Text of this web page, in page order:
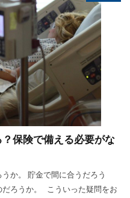
保険で備える必要がな
か。 貯金で間に合うだろう
ろうか。 こういった疑問をお